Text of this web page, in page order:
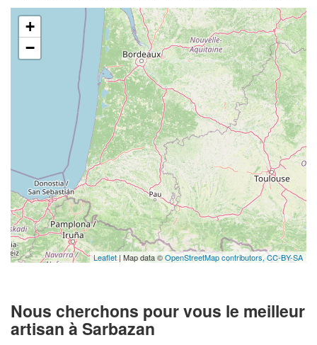
+
−
Leaflet| Map data ©OpenStreetMap contributors, CC-BY-SA
Nous cherchons pour vous le meilleur
artisan à Sarbazan